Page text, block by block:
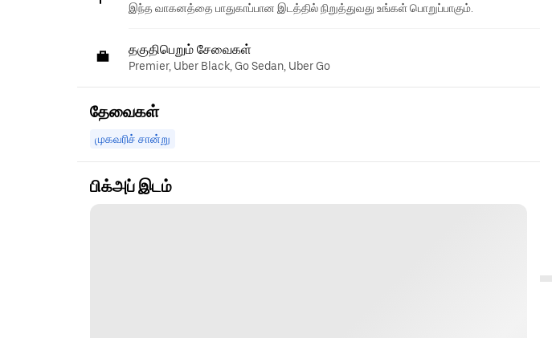
இந்த வாகனத்தை பாதுகாப்பான இடத்தில் நிறுத்துவது உங்கள் பொறுப்பாகும்.
தகுதிபெறும் சேவைகள்
Premier, Uber Black, Go Sedan, Uber Go
தேவைகள்
முகவரிச் சான்று
பிக்அப் இடம்